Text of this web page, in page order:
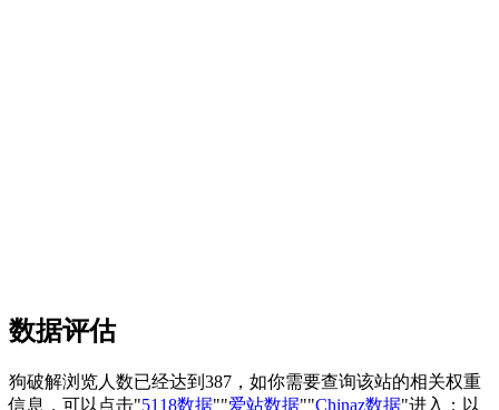
数据评估
狗破解浏览人数已经达到387，如你需要查询该站的相关权重
信息，可以点击"5118数据""爱站数据""Chinaz数据"进入；以